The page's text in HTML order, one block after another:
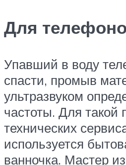
Для
Упавший в воду
спасти, промыв
ультразвуком
частоты. Для такой
технических
используется
ванночка. Мастер